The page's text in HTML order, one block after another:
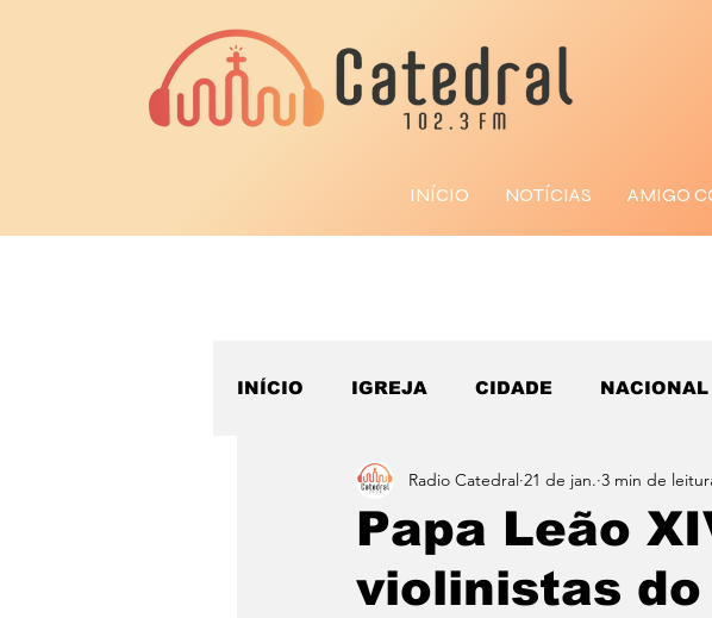
INÍCIO NOTÍCIAS AMIGO
INÍCIO IGREJA CIDADE NACIONAL
ESPORTE
Papa Leão
violinistas
Radio Catedral 21 de jan. 3 min de